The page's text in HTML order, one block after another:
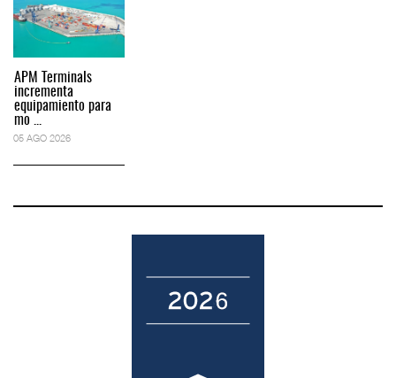
APM Terminals
incrementa
equipamiento para
mo ...
05 AGO 2026